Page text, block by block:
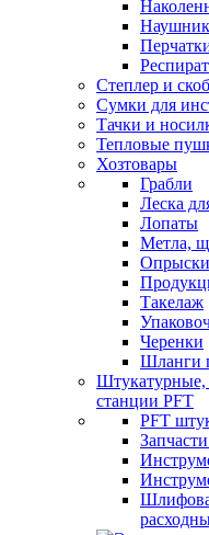
Степлер и
Сумки для
Тачки и
Тепловые
Хозтовары
Грабли
Леска
Лопаты
Метла,
Такелаж
Черенки
Шланги
станции PFT
PFT